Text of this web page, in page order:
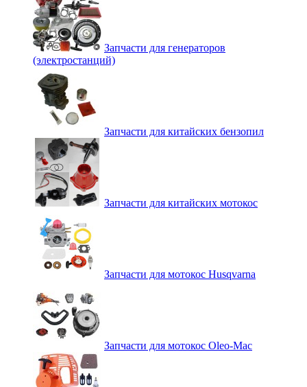
Запчасти для генераторов
(электростанций)
Запчасти для китайских бензопил
Запчасти для китайских мотокос
Запчасти для мотокос Husqvarna
Запчасти для мотокос Oleo-Mac